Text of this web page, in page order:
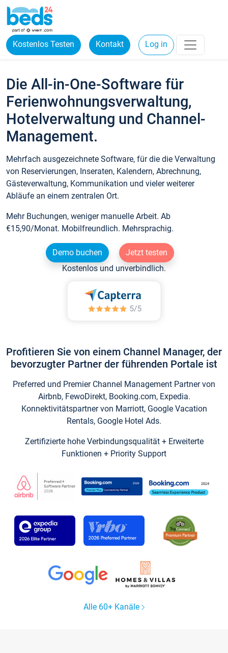
Kostenlos Testen Kontakt Log in
Die All-in-One-Software für
Ferienwohnungsverwaltung,
Hotelverwaltung und Channel-
Management.
Mehrfach ausgezeichnete Software, für die die Verwaltung
von Reservierungen, Inseraten, Kalendern, Abrechnung,
Gästeverwaltung, Kommunikation und vieler weiterer
Abläufe an einem zentralen Ort.
Mehr Buchungen, weniger manuelle Arbeit. Ab
€15,90/Monat. Mobilfreundlich. Mehrsprachig.
Demo buchen
Jetzt testen
Kostenlos und unverbindlich.
Profitieren Sie von einem Channel Manager, der
bevorzugter Partner der führenden Portale ist
Preferred und Premier Channel Management Partner von
Airbnb, FewoDirekt, Booking.com, Expedia.
Konnektivitätspartner von Marriott, Google Vacation
Rentals, Google Hotel Ads.
Zertifizierte hohe Verbindungsqualität + Erweiterte
Funktionen + Priority Support
Alle 60+ Kanäle